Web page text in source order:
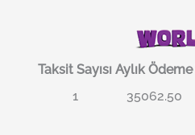
Taksit Sayısı Aylık Ödeme
1
35062.50